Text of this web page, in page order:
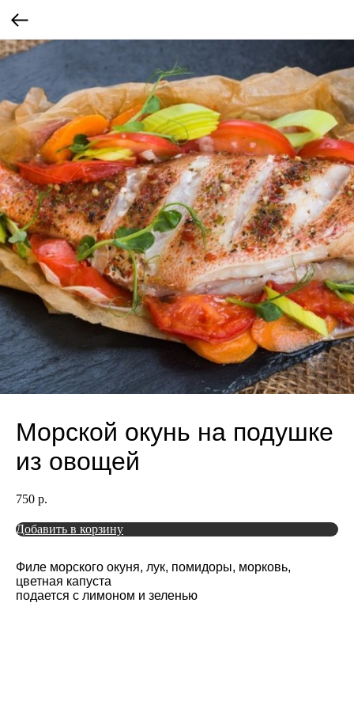
Морской окунь на подушке
из овощей
750 р.
Добавить в корзину
Филе морского окуня, лук, помидоры, морковь,
цветная капуста
подается с лимоном и зеленью